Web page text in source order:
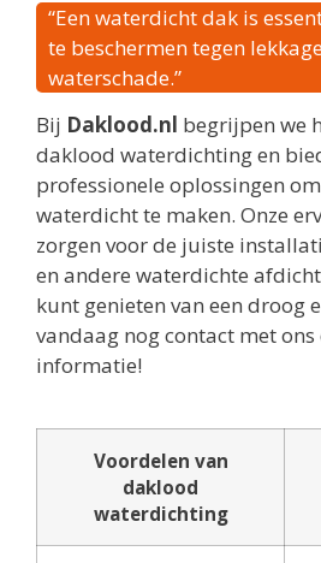
“Een waterdicht dak is
te beschermen tegen
waterschade.”
Bij Daklood.nl begrijpen we
daklood waterdichting en
professionele oplossingen
waterdicht te maken. Onze
zorgen voor de juiste
en andere waterdichte
kunt genieten van een droog
vandaag nog contact met
informatie!
Voordelen van
daklood
waterdichting